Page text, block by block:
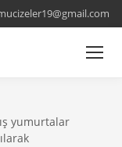
yumurtalar